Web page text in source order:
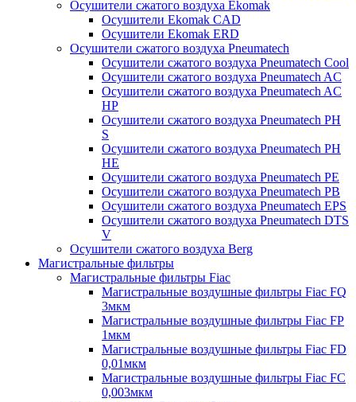
Осушители сжатого воздуха Ekomak
Осушители Ekomak CAD
Осушители Ekomak ERD
Осушители сжатого воздуха Pneumatech
Осушители сжатого воздуха Pneumatech Cool
Осушители сжатого воздуха Pneumatech AC
Осушители сжатого воздуха Pneumatech AC
HP
Осушители сжатого воздуха Pneumatech PH
S
Осушители сжатого воздуха Pneumatech PH
HE
Осушители сжатого воздуха Pneumatech PE
Осушители сжатого воздуха Pneumatech PB
Осушители сжатого воздуха Pneumatech EPS
Осушители сжатого воздуха Pneumatech DTS
V
Осушители сжатого воздуха Berg
Магистральные фильтры
Магистральные фильтры Fiac
Магистральные воздушные фильтры Fiac FQ
3мкм
Магистральные воздушные фильтры Fiac FP
1мкм
Магистральные воздушные фильтры Fiac FD
0,01мкм
Магистральные воздушные фильтры Fiac FC
0,003мкм